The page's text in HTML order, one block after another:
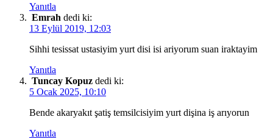
Yanıtla
Emrah dedi ki:
13 Eylül 2019, 12:03
Sihhi tesissat ustasiyim yurt disi isi ariyorum suan iraktayim
Yanıtla
Tuncay Kopuz dedi ki:
5 Ocak 2025, 10:10
Bende akaryakıt şatiş temsilcisiyim yurt dişina iş arıyorun
Yanıtla